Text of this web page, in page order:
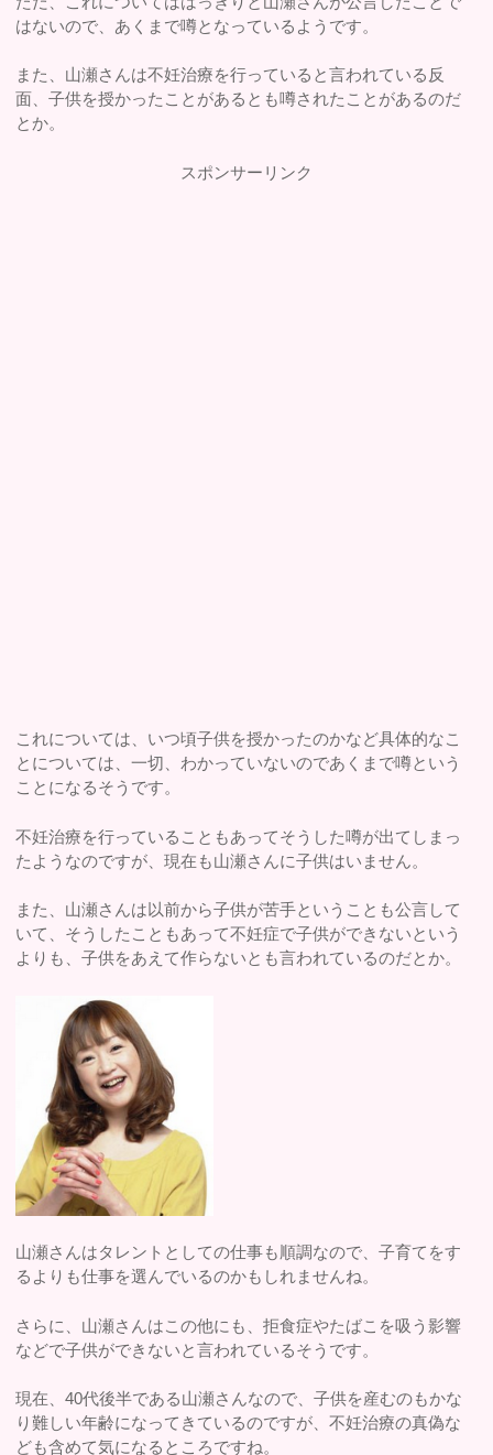
はないので、あくまで噂となっているようです。
また、山瀬さんは不妊治療を行っていると言われている反
面、子供を授かったことがあるとも噂されたことがあるのだ
とか。
スポンサーリンク
これについては、いつ頃子供を授かったのかなど具体的なこ
とについては、一切、わかっていないのであくまで噂という
ことになるそうです。
不妊治療を行っていることもあってそうした噂が出てしまっ
たようなのですが、現在も山瀬さんに子供はいません。
また、山瀬さんは以前から子供が苦手ということも公言して
いて、そうしたこともあって不妊症で子供ができないという
よりも、子供をあえて作らないとも言われているのだとか。
山瀬さんはタレントとしての仕事も順調なので、子育てをす
るよりも仕事を選んでいるのかもしれませんね。
さらに、山瀬さんはこの他にも、拒食症やたばこを吸う影響
などで子供ができないと言われているそうです。
現在、40代後半である山瀬さんなので、子供を産むのもかな
り難しい年齢になってきているのですが、不妊治療の真偽な
ども含めて気になるところですね。